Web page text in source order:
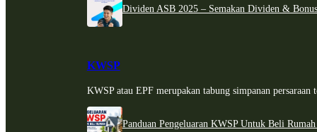
Dividen ASB 2025 – Semakan Dividen &
KWSP
KWSP atau EPF merupakan tabung simpanan persaraan
Panduan Pengeluaran KWSP Untuk Beli